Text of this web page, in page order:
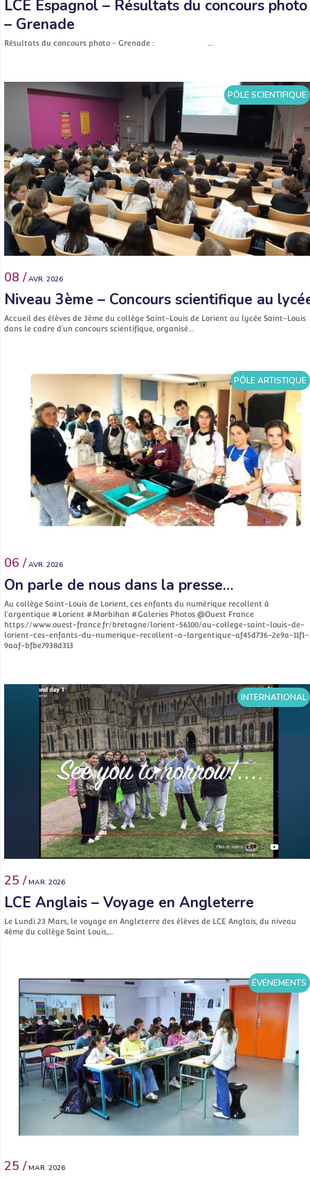
LCE Espagnol – Résultats du concours photo
– Grenade
Résultats du concours photo – Grenade : …
PÔLE SCIENTIFIQUE
08 / AVR. 2026
Niveau 3ème – Concours scientifique au
Accueil des élèves de 3ème du collège Saint-Louis de Lorient au lycée Saint-Louis
dans le cadre d’un concours scientifique, organisé…
PÔLE ARTISTIQUE
06 / AVR. 2026
On parle de nous dans la presse…
Au collège Saint-Louis de Lorient, ces enfants du numérique recollent à
l’argentique #Lorient #Morbihan #Galeries Photos @Ouest France
https://www.ouest-france.fr/bretagne/lorient-56100/au-college-saint-louis-de-
lorient-ces-enfants-du-numerique-recollent-a-largentique-af45d736-2e9a-11f1-
9aaf-bfbe7938d313
INTERNATIONAL
25 / MAR. 2026
LCE Anglais – Voyage en Angleterre
Le Lundi 23 Mars, le voyage en Angleterre des élèves de LCE Anglais, du niveau
4ème du collège Saint Louis,…
ÉVÉNEMENTS
25 / MAR. 2026